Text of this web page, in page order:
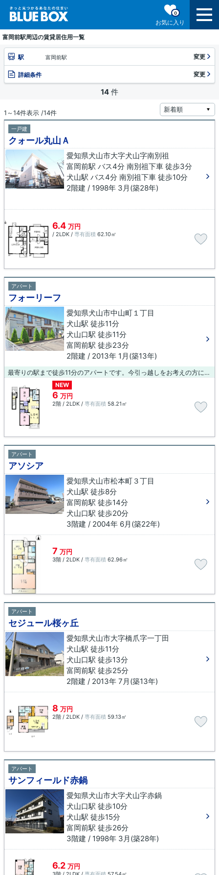
お気に入り
0
富岡前駅周辺の賃貸居住用一覧
駅 富岡前駅 変更
詳細条件 変更
14 件
1～14件表示 /14件
一戸建
クォール丸山Ａ
愛知県犬山市大字犬山字南別祖
富岡前駅 バス4分 南別祖下車 徒歩3分
犬山駅 バス4分 南別祖下車 徒歩10分
2階建 / 1998年 3月(築28年)
6.4 万円
/ 2LDK / 専有面積 62.10㎡
アパート
フォーリーフ
愛知県犬山市中山町１丁目
犬山駅 徒歩11分
犬山口駅 徒歩11分
富岡前駅 徒歩23分
2階建 / 2013年 1月(築13年)
最寄りの駅まで徒歩11分のアパートです。今引っ越しをお考えの方におすすめなのが、こちらのアパートです。お部屋の情報から周辺地域の情報までお任せください。当社では、地域に詳しい熟練スタッフが犬山市や犬山付近でのお部屋探しをサポート致します。
NEW
6 万円
2階 / 2LDK / 専有面積 58.21㎡
アパート
アソシア
愛知県犬山市松本町３丁目
犬山駅 徒歩8分
富岡前駅 徒歩14分
犬山口駅 徒歩20分
3階建 / 2004年 6月(築22年)
7 万円
3階 / 2LDK / 専有面積 62.96㎡
アパート
セジュール桜ヶ丘
愛知県犬山市大字橋爪字一丁田
犬山駅 徒歩11分
犬山口駅 徒歩13分
富岡前駅 徒歩25分
2階建 / 2013年 7月(築13年)
8 万円
2階 / 2LDK / 専有面積 59.13㎡
アパート
サンフィールド赤鍋
愛知県犬山市大字犬山字赤鍋
犬山口駅 徒歩10分
犬山駅 徒歩15分
富岡前駅 徒歩26分
3階建 / 1998年 3月(築28年)
6.2 万円